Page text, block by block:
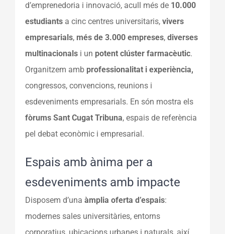
d’emprenedoria i innovació, acull més de 10.000
estudiants a cinc centres universitaris, vivers
empresarials, més de 3.000 empreses, diverses
multinacionals i un potent clúster farmacèutic.
Organitzem amb professionalitat i experiència,
congressos, convencions, reunions i
esdeveniments empresarials. En són mostra els
fòrums Sant Cugat Tribuna, espais de referència
pel debat econòmic i empresarial.
Espais amb ànima per a
esdeveniments amb impacte
Disposem d’una àmplia oferta d’espais:
modernes sales universitàries, entorns